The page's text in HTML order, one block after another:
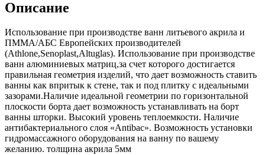
Описание
Использование при производстве ванн литьевого акрила и
ПММА/АБС Европейских производителей
(Athlone,Senoplast,Altuglas). Использование при производстве
ванн алюминиевых матриц,за счет которого достигается
правильная геометрия изделий, что дает возможность ставить
ванны как впритык к стене, так и под плитку с идеальными
зазорами.Наличие идеальной геометрии по горизонтальной
плоскости борта дает возможность устанавливать на борт
ванны шторки. Высокий уровень теплоемкости. Наличие
антибактериального слоя «Antibac». Возможность установки
гидромассажного оборудования на ванну по вашему
желанию. толщина акрила 5мм